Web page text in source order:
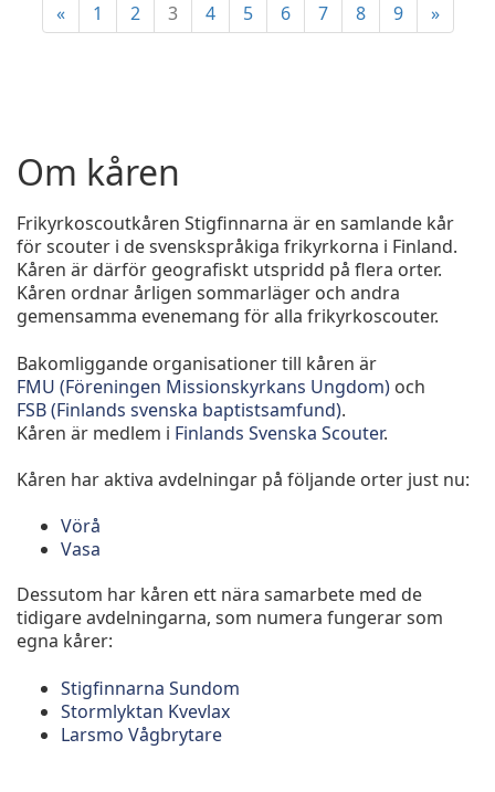
« 1 2 3 4 5 6 7 8 9 »
Om kåren
Frikyrkoscoutkåren Stigfinnarna är en samlande kår
för scouter i de svenskspråkiga frikyrkorna i Finland.
Kåren är därför geografiskt utspridd på flera orter.
Kåren ordnar årligen sommarläger och andra
gemensamma evenemang för alla frikyrkoscouter.
Bakomliggande organisationer till kåren är
FMU (Föreningen Missionskyrkans Ungdom) och
FSB (Finlands svenska baptistsamfund).
Kåren är medlem i Finlands Svenska Scouter.
Kåren har aktiva avdelningar på följande orter just nu:
Vörå
Vasa
Dessutom har kåren ett nära samarbete med de
tidigare avdelningarna, som numera fungerar som
egna kårer:
Stigfinnarna Sundom
Stormlyktan Kvevlax
Larsmo Vågbrytare